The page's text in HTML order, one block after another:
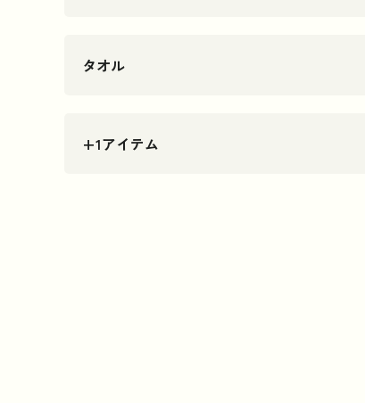
タオル
+1アイテム